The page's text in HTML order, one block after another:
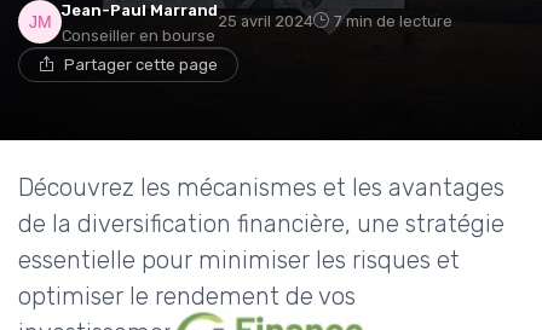
Jean-Paul Marrand
Conseiller en bourse
25 avril 2024 7 min de lecture
Partager cette page
Découvrez les mécanismes et les avantages
de la diversification financière, une stratégie
essentielle pour minimiser les risques et
optimiser le rendement de vos